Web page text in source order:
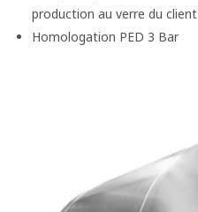
production au verre du client
Homologation PED 3 Bar